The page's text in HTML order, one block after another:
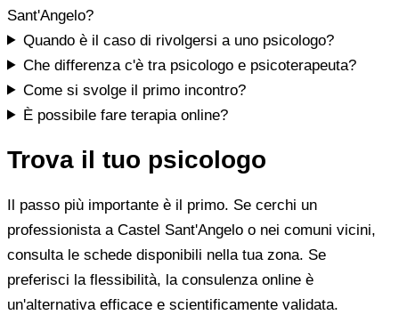
Sant'Angelo?
Quando è il caso di rivolgersi a uno psicologo?
Che differenza c'è tra psicologo e psicoterapeuta?
Come si svolge il primo incontro?
È possibile fare terapia online?
Trova il tuo psicologo
Il passo più importante è il primo. Se cerchi un
professionista a Castel Sant'Angelo o nei comuni vicini,
consulta le schede disponibili nella tua zona. Se
preferisci la flessibilità, la consulenza online è
un'alternativa efficace e scientificamente validata.